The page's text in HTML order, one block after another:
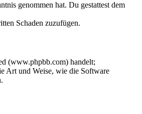
genommen hat. Du gestattest dem
Schaden zuzufügen.
(www.phpbb.com) handelt;
Art und Weise, wie die Software